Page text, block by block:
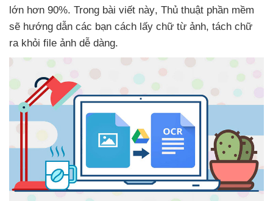
lớn hơn 90%. Trong bài viết này, Thủ thuật phần mềm
sẽ hướng dẫn các bạn cách lấy chữ từ ảnh, tách chữ
ra khỏi file ảnh dễ dàng.